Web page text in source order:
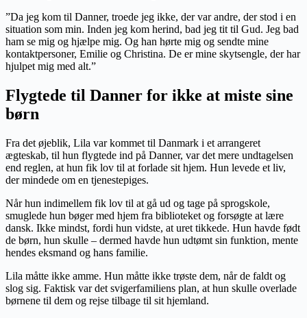
”Da jeg kom til Danner, troede jeg ikke, der var andre, der stod i en
situation som min. Inden jeg kom herind, bad jeg tit til Gud. Jeg bad
ham se mig og hjælpe mig. Og han hørte mig og sendte mine
kontaktpersoner, Emilie og Christina. De er mine skytsengle, der har
hjulpet mig med alt.”
Flygtede til Danner for ikke at miste sine
børn
Fra det øjeblik, Lila var kommet til Danmark i et arrangeret
ægteskab, til hun flygtede ind på Danner, var det mere undtagelsen
end reglen, at hun fik lov til at forlade sit hjem. Hun levede et liv,
der mindede om en tjenestepiges.
Når hun indimellem fik lov til at gå ud og tage på sprogskole,
smuglede hun bøger med hjem fra biblioteket og forsøgte at lære
dansk. Ikke mindst, fordi hun vidste, at uret tikkede. Hun havde født
de børn, hun skulle – dermed havde hun udtømt sin funktion, mente
hendes eksmand og hans familie.
Lila måtte ikke amme. Hun måtte ikke trøste dem, når de faldt og
slog sig. Faktisk var det svigerfamiliens plan, at hun skulle overlade
børnene til dem og rejse tilbage til sit hjemland.